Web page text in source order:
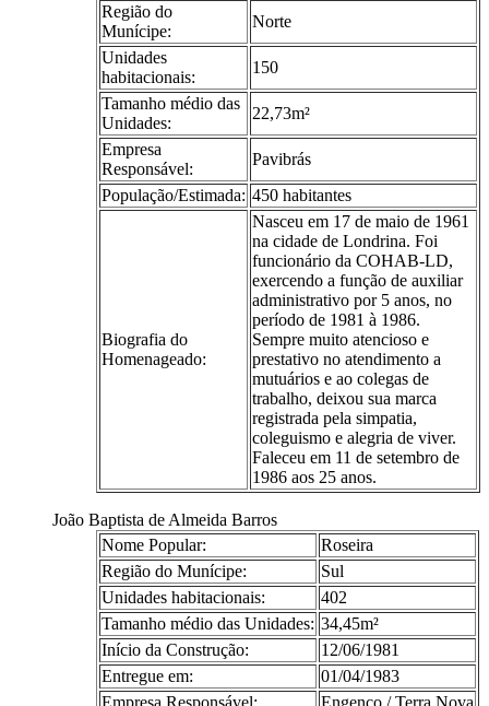
Região do
Munícipe:
Norte
Unidades
habitacionais:
150
Tamanho médio das
Unidades:
22,73m²
Empresa
Responsável:
Pavibrás
População/Estimada: 450 habitantes
Biografia do
Homenageado:
Nasceu em 17 de maio de 1961
na cidade de Londrina. Foi
funcionário da COHAB-LD,
exercendo a função de auxiliar
administrativo por 5 anos, no
período de 1981 à 1986.
Sempre muito atencioso e
prestativo no atendimento a
mutuários e ao colegas de
trabalho, deixou sua marca
registrada pela simpatia,
coleguismo e alegria de viver.
Faleceu em 11 de setembro de
1986 aos 25 anos.
João Baptista de Almeida Barros
Nome Popular:
Roseira
Região do Munícipe:
Sul
Unidades habitacionais:
402
Tamanho médio das Unidades: 34,45m²
Início da Construção:
12/06/1981
Entregue em:
01/04/1983
Empresa Responsável:
Engenco / Terra Nova